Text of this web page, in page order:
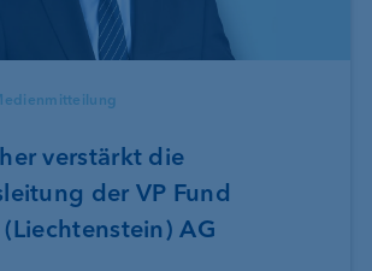
verstärkt die
der VP Fund
AG